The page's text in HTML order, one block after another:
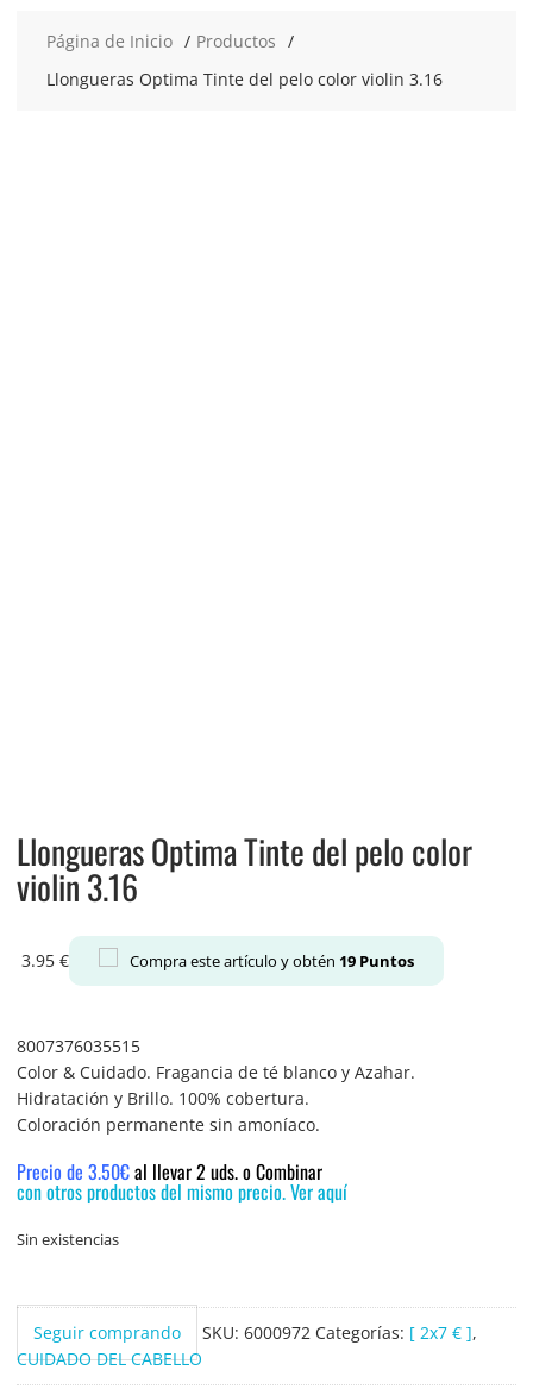
Página de Inicio
Productos
Llongueras Optima Tinte del pelo color violin 3.16
Llongueras Optima Tinte del pelo color
violin 3.16
3.95 € Compra este artículo y obtén 19Puntos
8007376035515
Color & Cuidado. Fragancia de té blanco y Azahar.
Hidratación y Brillo. 100% cobertura.
Coloración permanente sin amoníaco.
Precio de 3.50€al llevar 2 uds. o Combinar
con otros productos del mismo precio. Ver aquí
Sin existencias
Seguir comprando SKU: 6000972 Categorías: [ 2x7 € ],
CUIDADO DEL CABELLO